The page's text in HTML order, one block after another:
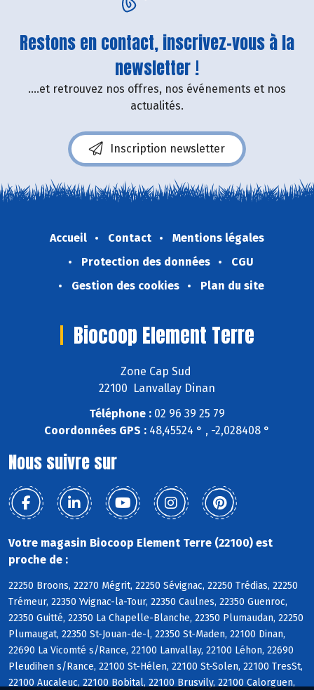
Restons en contact, inscrivez-vous à la
newsletter !
....et retrouvez nos offres, nos événements et nos
actualités.
Inscription newsletter
Accueil Contact
Mentions légales
Protection des données
CGU
Gestion des cookies
Plan du site
Biocoop Element Terre
Zone Cap Sud
22100 Lanvallay Dinan
Téléphone : 02 96 39 25 79
Coordonnées GPS : 48,45524 ° , -2,028408 °
Nous suivre sur
Votre magasin Biocoop Element Terre (22100) est
proche de :
22250 Broons, 22270 Mégrit, 22250 Sévignac, 22250 Trédias, 22250
Trémeur, 22350 Yvignac-la-Tour, 22350 Caulnes, 22350 Guenroc,
22350 Guitté, 22350 La Chapelle-Blanche, 22350 Plumaudan, 22250
Plumaugat, 22350 St-Jouan-de-l, 22350 St-Maden, 22100 Dinan,
22690 La Vicomté s/Rance, 22100 Lanvallay, 22100 Léhon, 22690
Pleudihen s/Rance, 22100 St-Hélen, 22100 St-Solen, 22100 TresSt,
22100 Aucaleuc, 22100 Bobital, 22100 Brusvily, 22100 Calorguen,